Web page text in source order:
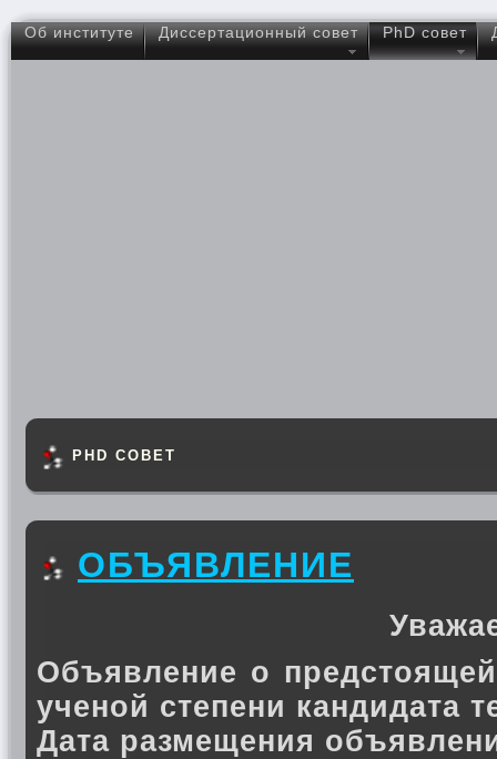
Об институте Диссертационный совет PhD совет
PHD СОВЕТ
ОБЪЯВЛЕНИЕ
Объявление о
ученой степени кандидата
Дата размещения